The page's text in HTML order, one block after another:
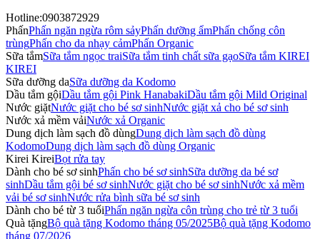
Hotline:0903872929
PhấnPhấn ngăn ngừa rôm sảyPhấn dưỡng ẩmPhấn chống côn
trùngPhấn cho da nhạy cảmPhấn Organic
Sữa tắmSữa tắm ngọc traiSữa tắm tinh chất sữa gạoSữa tắm KIREI
KIREI
Sữa dưỡng daSữa dưỡng da Kodomo
Dầu tắm gộiDầu tắm gội Pink HanabakiDầu tắm gội Mild Original
Nước giặtNước giặt cho bé sơ sinhNước giặt xả cho bé sơ sinh
Nước xả mềm vảiNước xả Organic
Dung dịch làm sạch đồ dùngDung dịch làm sạch đồ dùng
KodomoDung dịch làm sạch đồ dùng Organic
Kirei KireiBọt rửa tay
Dành cho bé sơ sinhPhấn cho bé sơ sinhSữa dưỡng da bé sơ
sinhDầu tắm gội bé sơ sinhNước giặt cho bé sơ sinhNước xả mềm
vải bé sơ sinhNước rửa bình sữa bé sơ sinh
Dành cho bé từ 3 tuổiPhấn ngăn ngừa côn trùng cho trẻ từ 3 tuổi
Quà tặngBộ quà tặng Kodomo tháng 05/2025Bộ quà tặng Kodomo
tháng 07/2026